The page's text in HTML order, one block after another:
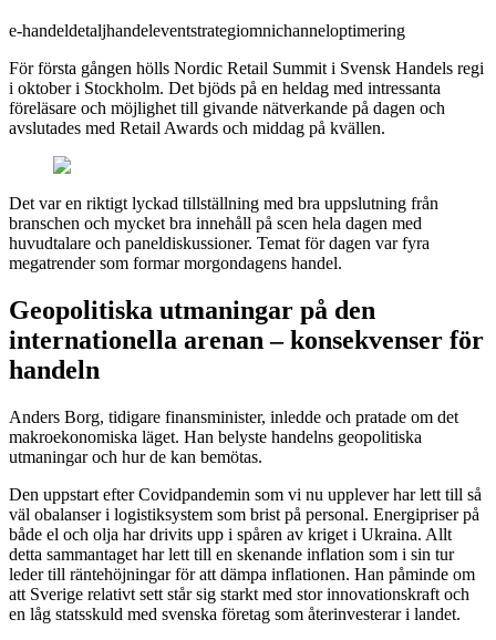
e-handeldetaljhandeleventstrategiomnichanneloptimering
För första gången hölls Nordic Retail Summit i Svensk Handels regi
i oktober i Stockholm. Det bjöds på en heldag med intressanta
föreläsare och möjlighet till givande nätverkande på dagen och
avslutades med Retail Awards och middag på kvällen.
Det var en riktigt lyckad tillställning med bra uppslutning från
branschen och mycket bra innehåll på scen hela dagen med
huvudtalare och paneldiskussioner. Temat för dagen var fyra
megatrender som formar morgondagens handel.
Geopolitiska utmaningar på den
internationella arenan – konsekvenser för
handeln
Anders Borg, tidigare finansminister, inledde och pratade om det
makroekonomiska läget. Han belyste handelns geopolitiska
utmaningar och hur de kan bemötas.
Den uppstart efter Covidpandemin som vi nu upplever har lett till så
väl obalanser i logistiksystem som brist på personal. Energipriser på
både el och olja har drivits upp i spåren av kriget i Ukraina. Allt
detta sammantaget har lett till en skenande inflation som i sin tur
leder till räntehöjningar för att dämpa inflationen. Han påminde om
att Sverige relativt sett står sig starkt med stor innovationskraft och
en låg statsskuld med svenska företag som återinvesterar i landet.